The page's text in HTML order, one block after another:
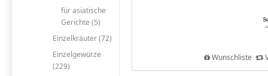
für asiatische
Gerichte (5)
Einzelkräuter (72)
Einzelgewürze
(229)
Wunschliste